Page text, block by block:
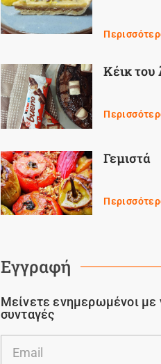
Κέικ του
Γεμιστά
Εγγραφή
Μείνετε ενημερωμένοι με
συνταγές